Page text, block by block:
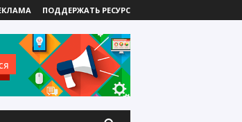
ПОДДЕРЖАТЬ РЕСУРС